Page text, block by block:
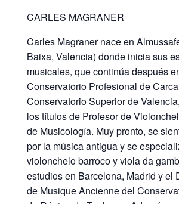
CARLES MAGRANER
Carles Magraner nace en
Baixa, Valencia) donde inicia sus
musicales, que continúa después
Conservatorio Profesional de
Conservatorio Superior de
los títulos de Profesor de
de Musicología. Muy pronto, se
por la música antigua y se
violonchelo barroco y viola da
estudios en Barcelona, Madrid y el
de Musique Ancienne del